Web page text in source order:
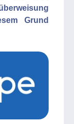
Grund